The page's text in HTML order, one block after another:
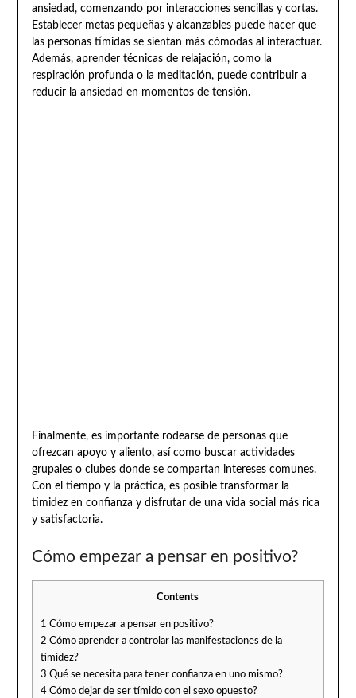
ansiedad, comenzando por interacciones sencillas y cortas.
Establecer metas pequeñas y alcanzables puede hacer que
las personas tímidas se sientan más cómodas al interactuar.
Además, aprender técnicas de relajación, como la
respiración profunda o la meditación, puede contribuir a
reducir la ansiedad en momentos de tensión.
Finalmente, es importante rodearse de personas que
ofrezcan apoyo y aliento, así como buscar actividades
grupales o clubes donde se compartan intereses comunes.
Con el tiempo y la práctica, es posible transformar la
timidez en confianza y disfrutar de una vida social más rica
y satisfactoria.
Cómo empezar a pensar en positivo?
Contents
1 Cómo empezar a pensar en positivo?
2 Cómo aprender a controlar las manifestaciones de la
timidez?
3 Qué se necesita para tener confianza en uno mismo?
4Cómo dejar de ser tímido con el sexo opuesto?